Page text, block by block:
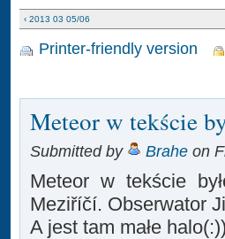
‹ 2013 03 05/06
Printer-friendly version
Meteor w tekście
Submitted by Brahe on
Meteor w tekście
Meziříčí. Obserwator
A jest tam małe